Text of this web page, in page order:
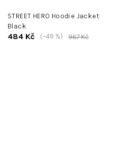
STREET HERO Hoodie Jacket
Black
484 Kč 967 Kč
(–49 %)